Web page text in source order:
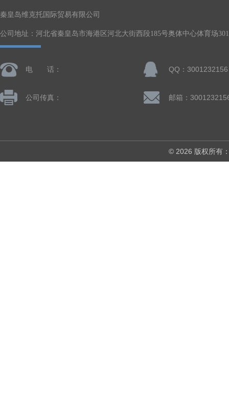
秦皇岛维克托国际贸易有限公司
公司地址：河北省秦皇岛市海港区河北大街西段185号奥体中心体育场
电 话： QQ：3001232156
公司传真： 邮箱：
© 2026 版权所有